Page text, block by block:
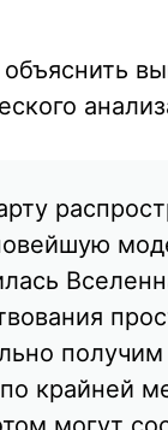
получим
крайней